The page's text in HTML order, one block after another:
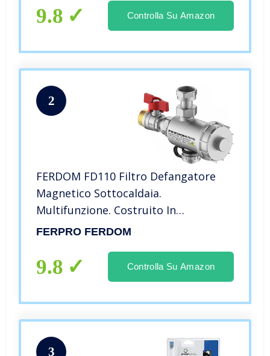
9.8 Controlla Su Amazon
2
FERDOM FD110 Filtro Defangatore
Magnetico Sottocaldaia.
Multifunzione. Costruito In
Defangatore Non Magnetico.
Connessione. Magnete 9000 Gs, Filtro
500 Micron.
FERPRO FERDOM
9.8 Controlla Su Amazon
3